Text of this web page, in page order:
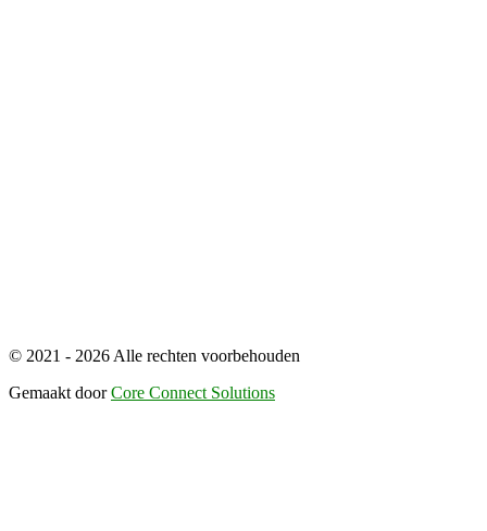
© 2021 - 2026 Alle rechten voorbehouden
Gemaakt doorCore Connect Solutions